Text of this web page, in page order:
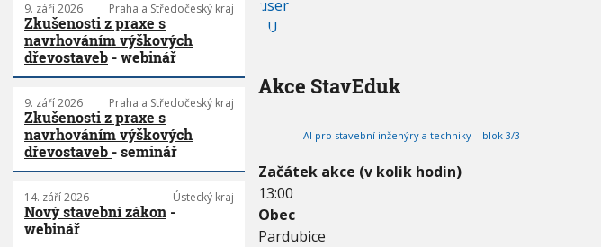
0
2
0
Akce StavEduk
AI pro stavební inženýry a techniky – blok 3/3
Začátek akce (v kolik hodin)
13:00
Obec
Pardubice
9. září 2026 Praha a Středočeský kraj
Zkušenosti z praxe s
navrhováním výškových
dřevostaveb - webinář
9. září 2026 Praha a Středočeský kraj
Zkušenosti z praxe s
navrhováním výškových
dřevostaveb - seminář
14. září 2026 Ústecký kraj
Nový stavební zákon -
webinář